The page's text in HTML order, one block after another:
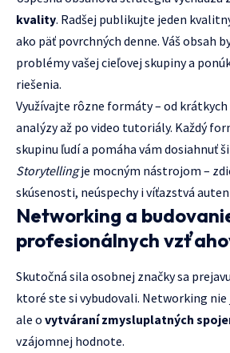
kvality. Radšej publikujte jeden
ako päť povrchných denne. Váš obsah
problémy vašej cieľovej skupiny a
riešenia.
Využívajte rôzne formáty – od
analýzy až po video tutoriály. Každý
skupinu ľudí a pomáha vám dosiahnuť
Storytellingje mocným nástrojom –
skúsenosti, neúspechy i víťazstvá
Networking a
profesionálnych
Skutočná sila osobnej značky sa
ktoré ste si vybudovali. Networking
ale o vytváraní zmysluplatných
vzájomnej hodnote.